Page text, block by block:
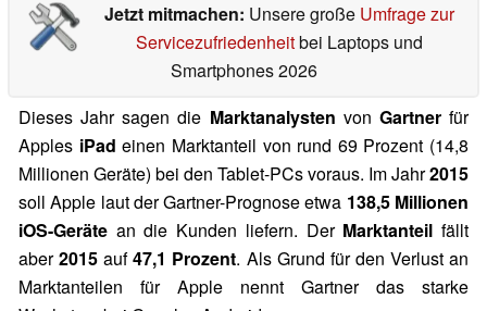
Jetzt mitmachen: Unsere große Umfrage zur
Servicezufriedenheitbei Laptops und
Smartphones 2026
Dieses Jahr sagen die Marktanalysten von Gartnerfür
Apples iPad einen Marktanteil von rund 69 Prozent (14,8
Millionen Geräte) bei den Tablet-PCs voraus. Im Jahr2015
soll Apple laut der Gartner-Prognose etwa 138,5 Millionen
iOS-Geräte an die Kunden liefern. Der Marktanteil fällt
aber2015 auf47,1 Prozent. Als Grund für den Verlust an
Marktanteilen für Apple nennt Gartner das starke